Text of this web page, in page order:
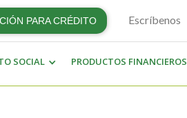
PARA CRÉDITO Escríbenos
SOCIAL PRODUCTOS FINANCIEROS